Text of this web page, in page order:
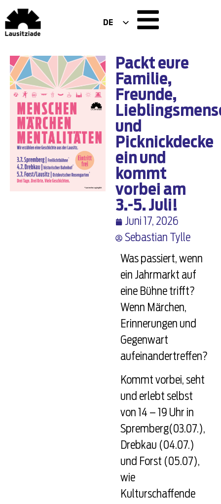
DE
PL
Packt eure
Familie,
Freunde,
und
Picknickdecke
ein und
kommt
vorbei am
3.-5. Juli!
Juni 17, 2026
Sebastian Tylle
Was passiert, wenn
ein Jahrmarkt auf
eine Bühne trifft?
Wenn Märchen,
Erinnerungen und
Gegenwart
aufeinandertreffen?
Kommt vorbei, seht
und erlebt selbst
von 14 – 19 Uhr in
Spremberg(03.07.),
Drebkau (04.07.)
und Forst (05.07),
wie
Kulturschaffende